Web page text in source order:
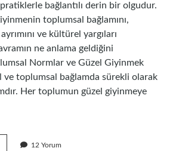
bağlantılı derin bir olgudur.
toplumsal bağlamını,
ve kültürel yargıları
ne anlama geldiğini
Normlar ve Güzel Giyinmek
ve toplumsal bağlamda sürekli olarak
Her toplumun güzel giyinmeye
12 Yorum